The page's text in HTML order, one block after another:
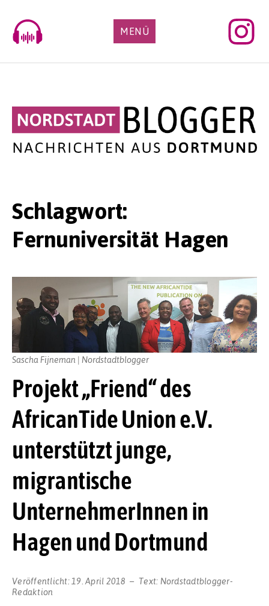
content
MENÜ
Schlagwort:
Fernuniversität Hagen
Projekt „Friend“ des
AfricanTide Union e.V.
unterstützt junge,
migrantische
UnternehmerInnen in
Hagen und Dortmund
Veröffentlicht: 19. April 2018 Text: Nordstadtblogger-
Redaktion
Sascha Fijneman | Nordstadtblogger